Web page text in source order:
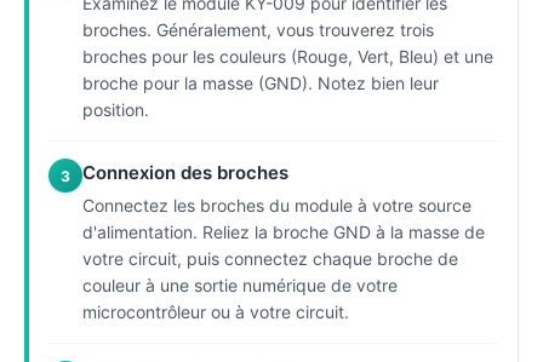
broches. Généralement, vous trouverez trois
broches pour les couleurs (Rouge, Vert, Bleu) et une
broche pour la masse (GND). Notez bien leur
position.
3 Connexion des broches
Connectez les broches du module à votre source
d'alimentation. Reliez la broche GND à la masse de
votre circuit, puis connectez chaque broche de
couleur à une sortie numérique de votre
microcontrôleur ou à votre circuit.